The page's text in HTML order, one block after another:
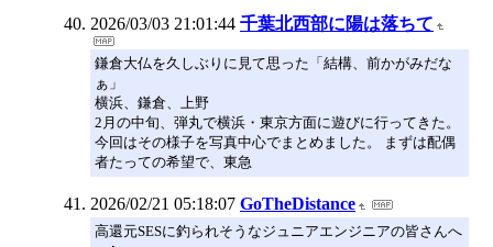
2026/03/03 21:01:44 千葉北西部に陽は落ちて
鎌倉大仏を久しぶりに見て思った「結構、前かがみだな
ぁ」
横浜、鎌倉、上野
2月の中旬、弾丸で横浜・東京方面に遊びに行ってきた。
今回はその様子を写真中心でまとめました。 まずは配偶
者たっての希望で、東急
2026/02/21 05:18:07 GoTheDistance
高還元SESに釣られそうなジュニアエンジニアの皆さんへ